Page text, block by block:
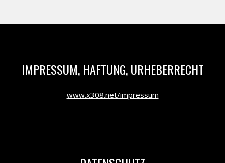
IMPRESSUM, HAFTUNG, URHEBERRECHT
www.x308.net/impressum